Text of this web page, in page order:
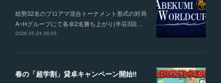
総勢32名のプロアマ混合トーナメント形式の対局
A~Hグループにて各卓2名勝ち上がり(半荘3回…
2026.05.24 06:05
春の「超学割」貸卓キャンペーン開始‼